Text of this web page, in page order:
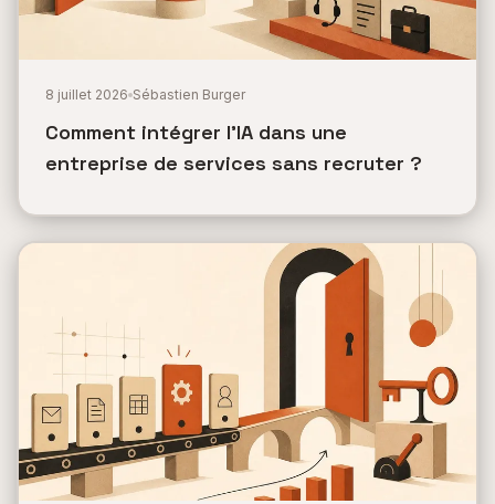
8 juillet 2026 Sébastien Burger
Comment intégrer l'IA dans une
entreprise de services sans recruter ?